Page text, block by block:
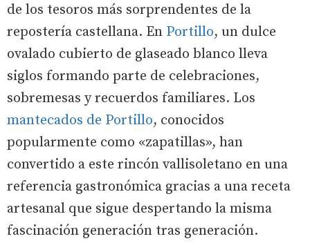
de los tesoros más sorprendentes de la
repostería castellana. En Portillo, un dulce
ovalado cubierto de glaseado blanco lleva
siglos formando parte de celebraciones,
sobremesas y recuerdos familiares. Los
mantecados de Portillo, conocidos
popularmente como «zapatillas», han
convertido a este rincón vallisoletano en una
referencia gastronómica gracias a una receta
artesanal que sigue despertando la misma
fascinación generación tras generación.